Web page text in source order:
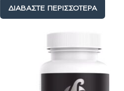
ΔΙΑΒΆΣΤΕ ΠΕΡΙΣΣΌΤΕΡΑ